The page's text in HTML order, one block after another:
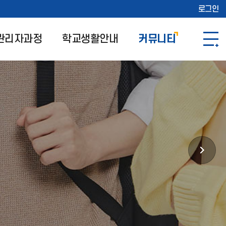
로그인
리자과정 학교생활안내 커뮤니티